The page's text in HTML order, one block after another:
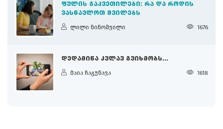
ᲤᲣᲚᲘᲡ ᲒᲐᲙᲕᲔᲗᲘᲚᲔᲑᲘ: ᲠᲐ ᲓᲐ ᲠᲝᲓᲘᲡ
ᲕᲐᲡᲬᲐᲕᲚᲝᲗ ᲨᲕᲘᲚᲔᲑᲡ
ლილი ნინოშვილი 1676
ᲓᲔᲓᲐᲛᲘᲬᲐ ᲙᲕᲚᲐᲕ ᲒᲕᲘᲮᲛᲝᲑᲡ...
მაია ჩაგუნავა 1618